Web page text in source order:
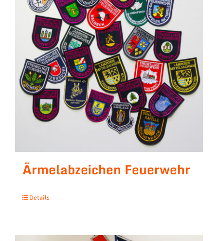
Ärmelabzeichen Feuerwehr
Details